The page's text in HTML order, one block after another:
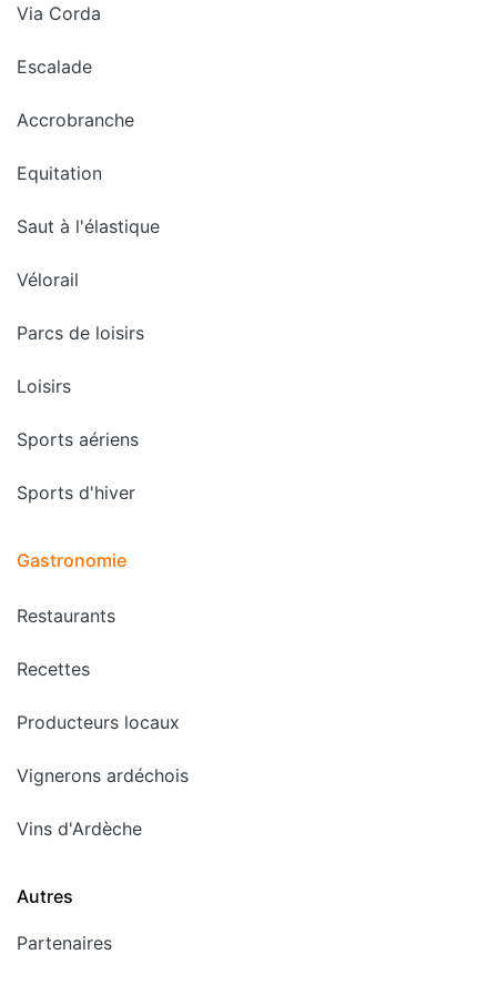
Via Corda
Escalade
Accrobranche
Equitation
Saut à l'élastique
Vélorail
Parcs de loisirs
Loisirs
Sports aériens
Sports d'hiver
Gastronomie
Restaurants
Recettes
Producteurs locaux
Vignerons ardéchois
Vins d'Ardèche
Autres
Partenaires